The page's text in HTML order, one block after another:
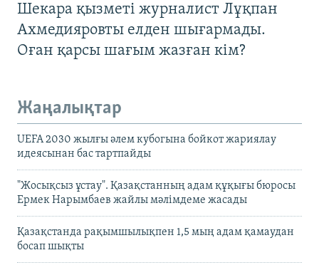
Шекара қызметі журналист Лұқпан
Ахмедияровты елден шығармады.
Оған қарсы шағым жазған кім?
Жаңалықтар
UEFA 2030 жылғы әлем кубогына бойкот жариялау
идеясынан бас тартпайды
"Жосықсыз ұстау". Қазақстанның адам құқығы бюросы
Ермек Нарымбаев жайлы мәлімдеме жасады
Қазақстанда рақымшылықпен 1,5 мың адам қамаудан
босап шықты